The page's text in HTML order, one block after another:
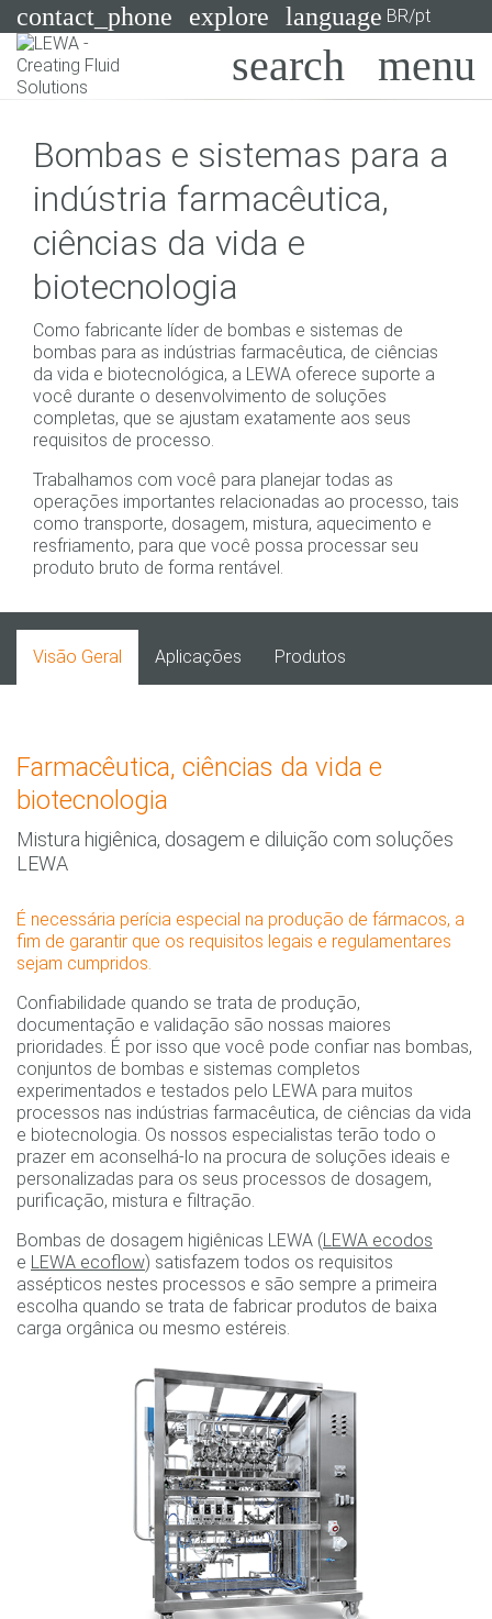
contact_phone explore language BR/pt
Search
Sistemas
Indústrias
Aplicações
Services
Consulting
Technologies
Bombas e sistemas para a
indústria farmacêutica,
ciências da vida e
biotecnologia
Como fabricante líder de bombas e sistemas de
bombas para as indústrias farmacêutica, de ciências
da vida e biotecnológica, a LEWA oferece suporte a
você durante o desenvolvimento de soluções
completas, que se ajustam exatamente aos seus
requisitos de processo.
Trabalhamos com você para planejar todas as
operações importantes relacionadas ao processo, tais
como transporte, dosagem, mistura, aquecimento e
resfriamento, para que você possa processar seu
produto bruto de forma rentável.
Visão Geral Aplicações Produtos
Farmacêutica, ciências da vida e
biotecnologia
Mistura higiênica, dosagem e diluição com soluções
LEWA
É necessária perícia especial na produção de fármacos, a
fim de garantir que os requisitos legais e regulamentares
sejam cumpridos.
Confiabilidade quando se trata de produção,
documentação e validação são nossas maiores
prioridades. É por isso que você pode confiar nas bombas,
conjuntos de bombas e sistemas completos
experimentados e testados pelo LEWA para muitos
processos nas indústrias farmacêutica, de ciências da vida
e biotecnologia. Os nossos especialistas terão todo o
prazer em aconselhá-lo na procura de soluções ideais e
personalizadas para os seus processos de dosagem,
purificação, mistura e filtração.
Bombas de dosagem higiênicas LEWA (LEWA ecodos
e LEWA ecoflow) satisfazem todos os requisitos
assépticos nestes processos e são sempre a primeira
escolha quando se trata de fabricar produtos de baixa
carga orgânica ou mesmo estéreis.